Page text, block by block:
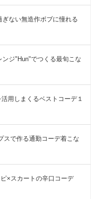
ない無造作ボブに憧れる
ジ"Hun"でつくる最旬こな
用しまくるベストコーデ１
スで作る通勤コーデ着こな
×スカートの辛口コーデ